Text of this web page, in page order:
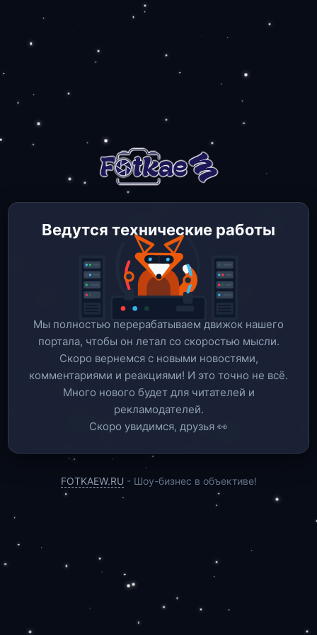
Ведутся технические работы
Мы полностью перерабатываем движок нашего
портала, чтобы он летал со скоростью мысли.
Скоро вернемся c новыми новостями,
комментариями и реакциями! И это точно не всё.
Много нового будет для читателей и
рекламодателей.
Скоро увидимся, друзья 👀
FOTKAEW.RU - Шоу-бизнес в объективе!